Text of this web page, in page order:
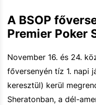
A BSOP
Premier Poker
November 16. és 24.
főversenyén tíz 1. napi
keresztül) kerül
Sheratonban, a dél-